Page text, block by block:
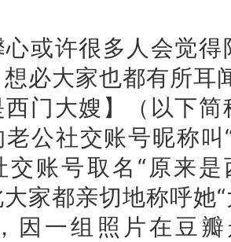
或许很多人会觉
必大家也都有所耳
西门大嫂】（以下
老公社交账号昵称
交账号取名“原来
家都亲切地称呼她
因一组照片在豆